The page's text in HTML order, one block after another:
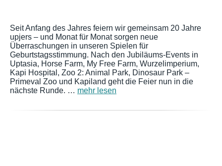
Seit Anfang des Jahres feiern wir gemeinsam 20 Jahre
upjers – und Monat für Monat sorgen neue
Überraschungen in unseren Spielen für
Geburtstagsstimmung. Nach den Jubiläums-Events in
Uptasia, Horse Farm, My Free Farm, Wurzelimperium,
Kapi Hospital, Zoo 2: Animal Park, Dinosaur Park –
Primeval Zoo und Kapiland geht die Feier nun in die
nächste Runde. … mehr lesen